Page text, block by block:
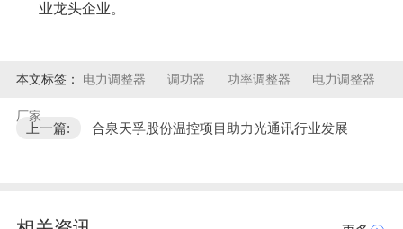
业龙头企业。
本文标签： 电力调整器 调功器 功率调整器 电力调整器
厂家
上一篇: 合泉天孚股份温控项目助力光通讯行业发展